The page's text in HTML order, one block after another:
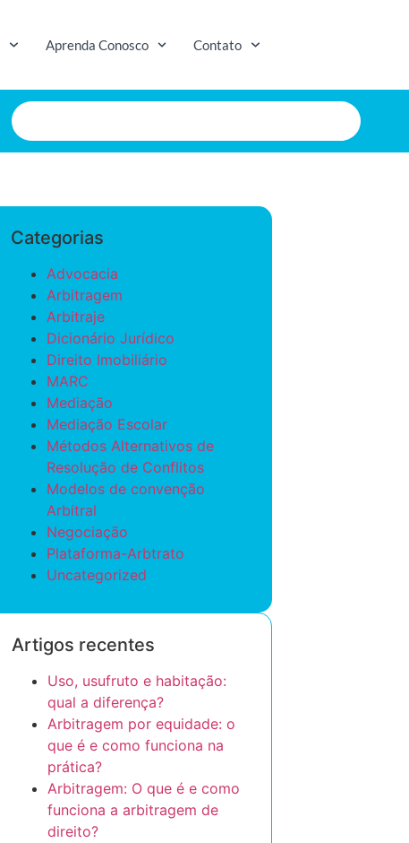
Aprenda Conosco Contato
Categorias
Advocacia
Arbitragem
Arbitraje
Dicionário Jurídico
Direito Imobiliário
MARC
Mediação
Mediação Escolar
Métodos Alternativos de
Resolução de Conflitos
Modelos de convenção
Arbitral
Negociação
Plataforma-Arbtrato
Uncategorized
Artigos recentes
Uso, usufruto e habitação:
qual a diferença?
Arbitragem por equidade: o
que é e como funciona na
prática?
Arbitragem: O que é e como
funciona a arbitragem de
direito?